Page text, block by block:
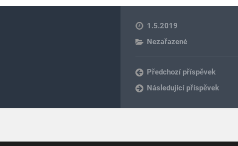
1.5.2019
Nezařazené
Předchozí příspěvek
Následující příspěvek